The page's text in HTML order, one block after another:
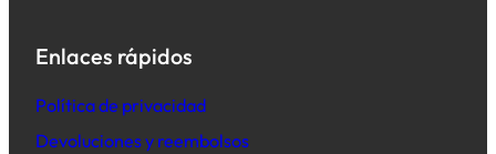
Enlaces rápidos
Política de privacidad
Devoluciones y reembolsos